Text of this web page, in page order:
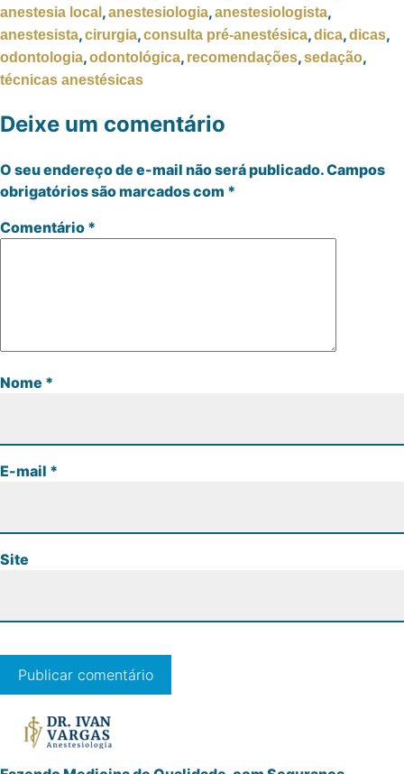
anestesia local ,anestesiologia,anestesiologista,
anestesista,cirurgia,consulta pré-anestésica,dica,dicas,
odontologia,odontológica, recomendações,sedação,
técnicas anestésicas
Deixe um comentário
O seu endereço de e-mail não será publicado.Campos
obrigatórios são marcados com *
Comentário *
Nome *
E-mail *
Site